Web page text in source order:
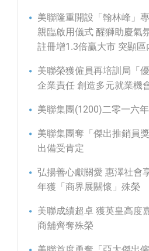
美聯隆重開設「翰林峰」
親臨啟用儀式 醒獅助慶氣
註冊增1.3倍贏大市 突顯
美聯榮獲僱員再培訓局「
企業責任 創造多元就業機
美聯集團(1200)二零一六
美聯集團奪「傑出推銷員
出備受肯定
弘揚善心獻關愛 惠澤社會
年獲「商界展關懷」殊榮
美聯成績超卓 獲英皇高度
商舖齊奪殊榮